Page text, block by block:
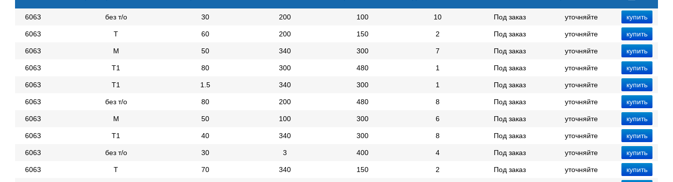
6063 без т/о 30 200 100 10 Под заказ уточняйте
6063 Т 60 200 150 2 Под заказ уточняйте
6063 М 50 340 300 7 Под заказ уточняйте
6063 Т1 80 300 480 1 Под заказ уточняйте
6063 Т1 1.5 340 300 1 Под заказ уточняйте
6063 без т/о 80 200 480 8 Под заказ уточняйте
6063 М 50 100 300 6 Под заказ уточняйте
6063 Т1 40 340 300 8 Под заказ уточняйте
6063 без т/о 30 3 400 4 Под заказ уточняйте
6063 Т 70 340 150 2 Под заказ уточняйте